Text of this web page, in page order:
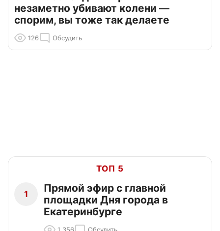
незаметно убивают колени —
спорим, вы тоже так делаете
126 Обсудить
ТОП 5
1
Прямой эфир с главной
площадки Дня города в
Екатеринбурге